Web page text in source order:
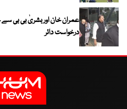
عمران خان اور بشریٰ بی بی
درخواست دائر